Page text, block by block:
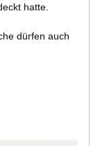
hatte.
dürfen auch